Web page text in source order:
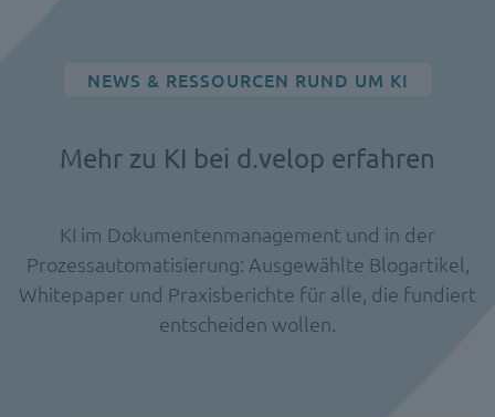
NEWS & RESSOURCEN RUND UM KI
Mehr zu KI bei d.velop erfahren
KI im Dokumentenmanagement und in der
Prozessautomatisierung: Ausgewählte Blogartikel,
Whitepaper und Praxisberichte für alle, die fundiert
entscheiden wollen.